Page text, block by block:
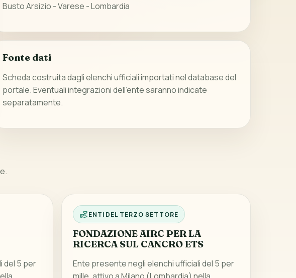
Busto Arsizio - Varese - Lombardia
Fonte dati
Scheda costruita dagli elenchi ufficiali importati nel database del
portale. Eventuali integrazioni dell’ente saranno indicate
separatamente.
del 5 per
ENTI DEL TERZO SETTORE
FONDAZIONE AIRC PER LA
RICERCA SUL CANCRO ETS
Ente presente negli elenchi ufficiali del 5 per